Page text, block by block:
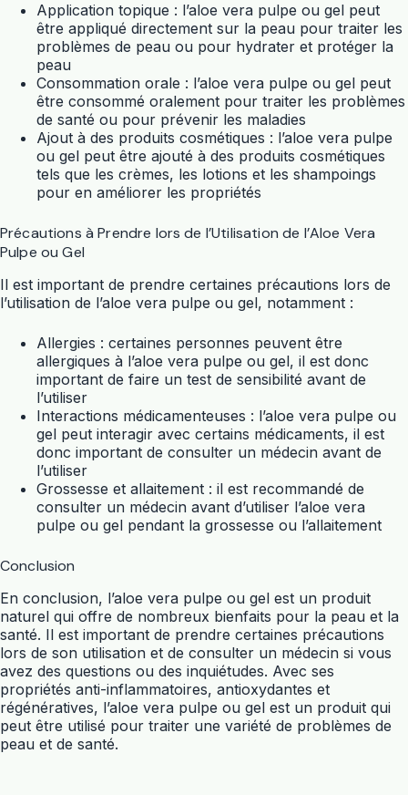
Application topique : l’aloe vera pulpe ou gel peut
être appliqué directement sur la peau pour traiter les
problèmes de peau ou pour hydrater et protéger la
peau
Consommation orale : l’aloe vera pulpe ou gel peut
être consommé oralement pour traiter les problèmes
de santé ou pour prévenir les maladies
Ajout à des produits cosmétiques : l’aloe vera pulpe
ou gel peut être ajouté à des produits cosmétiques
tels que les crèmes, les lotions et les shampoings
pour en améliorer les propriétés
Précautions à Prendre lors de l’Utilisation de l’Aloe Vera
Pulpe ou Gel
Il est important de prendre certaines précautions lors de
l’utilisation de l’aloe vera pulpe ou gel, notamment :
Allergies : certaines personnes peuvent être
allergiques à l’aloe vera pulpe ou gel, il est donc
important de faire un test de sensibilité avant de
l’utiliser
Interactions médicamenteuses : l’aloe vera pulpe ou
gel peut interagir avec certains médicaments, il est
donc important de consulter un médecin avant de
l’utiliser
Grossesse et allaitement : il est recommandé de
consulter un médecin avant d’utiliser l’aloe vera
pulpe ou gel pendant la grossesse ou l’allaitement
Conclusion
En conclusion, l’aloe vera pulpe ou gel est un produit
naturel qui offre de nombreux bienfaits pour la peau et la
santé. Il est important de prendre certaines précautions
lors de son utilisation et de consulter un médecin si vous
avez des questions ou des inquiétudes. Avec ses
propriétés anti-inflammatoires, antioxydantes et
régénératives, l’aloe vera pulpe ou gel est un produit qui
peut être utilisé pour traiter une variété de problèmes de
peau et de santé.